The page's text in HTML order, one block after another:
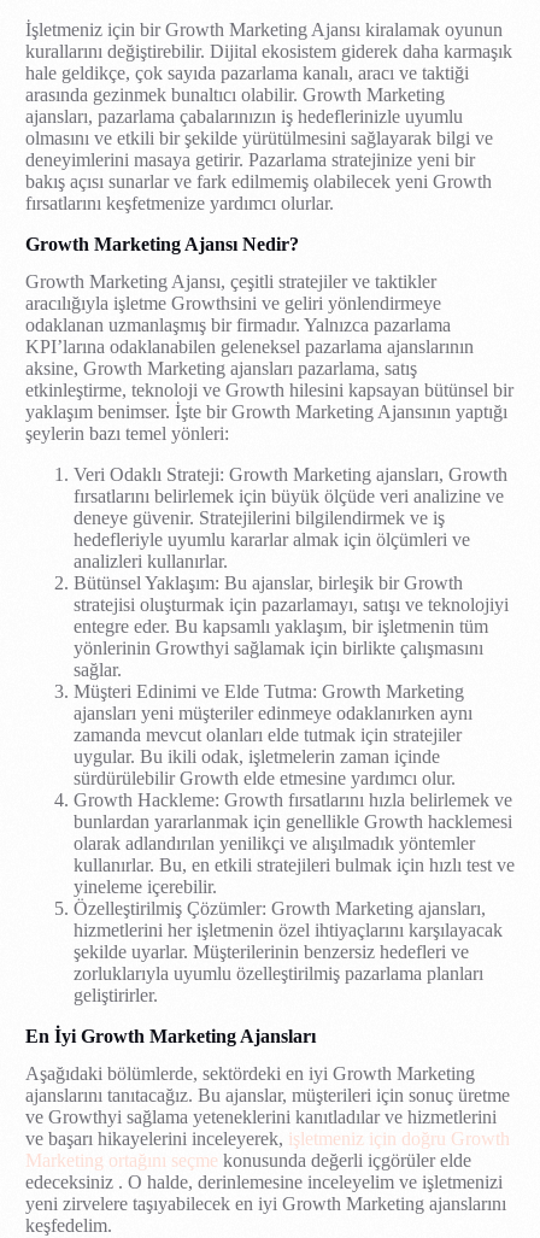
İşletmeniz için bir Growth Marketing Ajansı kiralamak oyunun
kurallarını değiştirebilir. Dijital ekosistem giderek daha karmaşık
hale geldikçe, çok sayıda pazarlama kanalı, aracı ve taktiği
arasında gezinmek bunaltıcı olabilir. Growth Marketing
ajansları, pazarlama çabalarınızın iş hedeflerinizle uyumlu
olmasını ve etkili bir şekilde yürütülmesini sağlayarak bilgi ve
deneyimlerini masaya getirir. Pazarlama stratejinize yeni bir
bakış açısı sunarlar ve fark edilmemiş olabilecek yeni Growth
fırsatlarını keşfetmenize yardımcı olurlar.
Growth Marketing Ajansı Nedir?
Growth Marketing Ajansı, çeşitli stratejiler ve taktikler
aracılığıyla işletme Growthsini ve geliri yönlendirmeye
odaklanan uzmanlaşmış bir firmadır. Yalnızca pazarlama
KPI’larına odaklanabilen geleneksel pazarlama ajanslarının
aksine, Growth Marketing ajansları pazarlama, satış
etkinleştirme, teknoloji ve Growth hilesini kapsayan bütünsel bir
yaklaşım benimser. İşte bir Growth Marketing Ajansının yaptığı
şeylerin bazı temel yönleri:
Veri Odaklı Strateji: Growth Marketing ajansları, Growth
fırsatlarını belirlemek için büyük ölçüde veri analizine ve
deneye güvenir. Stratejilerini bilgilendirmek ve iş
hedefleriyle uyumlu kararlar almak için ölçümleri ve
analizleri kullanırlar.
Bütünsel Yaklaşım: Bu ajanslar, birleşik bir Growth
stratejisi oluşturmak için pazarlamayı, satışı ve teknolojiyi
entegre eder. Bu kapsamlı yaklaşım, bir işletmenin tüm
yönlerinin Growthyi sağlamak için birlikte çalışmasını
sağlar.
Müşteri Edinimi ve Elde Tutma: Growth Marketing
ajansları yeni müşteriler edinmeye odaklanırken aynı
zamanda mevcut olanları elde tutmak için stratejiler
uygular. Bu ikili odak, işletmelerin zaman içinde
sürdürülebilir Growth elde etmesine yardımcı olur.
Growth Hackleme: Growth fırsatlarını hızla belirlemek ve
bunlardan yararlanmak için genellikle Growth hacklemesi
olarak adlandırılan yenilikçi ve alışılmadık yöntemler
kullanırlar. Bu, en etkili stratejileri bulmak için hızlı test ve
yineleme içerebilir.
Özelleştirilmiş Çözümler: Growth Marketing ajansları,
hizmetlerini her işletmenin özel ihtiyaçlarını karşılayacak
şekilde uyarlar. Müşterilerinin benzersiz hedefleri ve
zorluklarıyla uyumlu özelleştirilmiş pazarlama planları
geliştirirler.
En İyi Growth Marketing Ajansları
Aşağıdaki bölümlerde, sektördeki en iyi Growth Marketing
ajanslarını tanıtacağız. Bu ajanslar, müşterileri için sonuç üretme
ve Growthyi sağlama yeteneklerini kanıtladılar ve hizmetlerini
ve başarı hikayelerini inceleyerek, işletmeniz için doğru Growth
Marketing ortağını seçme konusunda değerli içgörüler elde
edeceksiniz . O halde, derinlemesine inceleyelim ve işletmenizi
yeni zirvelere taşıyabilecek en iyi Growth Marketing ajanslarını
keşfedelim.